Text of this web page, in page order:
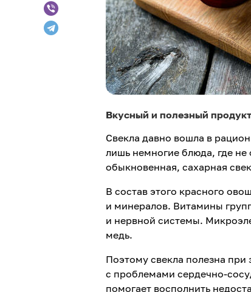
Вкусный и полезный
Свекла давно вошла в
лишь немногие блюда, где не
обыкновенная, сахарная
В состав этого красного
и минералов. Витамины
и нервной системы.
медь.
Поэтому свекла полезна
с проблемами сердечно-
помогает восполнить